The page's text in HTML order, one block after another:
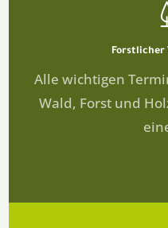
Forstlicher
Alle wichtigen
Wald, Forst und